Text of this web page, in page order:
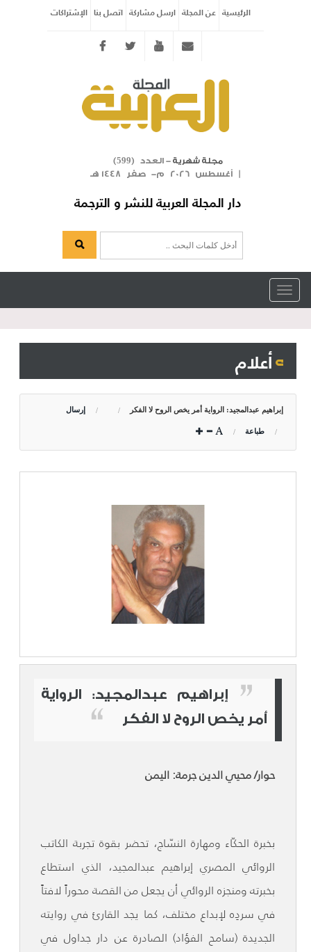
الرئيسية عن المجلة ارسل مشاركة اتصل بنا الإشتراكات
Twitter youtube
مجلة شهرية- العدد ( 599
)
| أغسطس 2026 م- صفر 1448 هـ
دار المجلة العربية للنشر و الترجمة
Toggle
navigation
أعلام
إبراهيم عبدالمجيد: الرواية أمر يخص الروح لا الفكر إرسال
طباعة
إبراهيم عبدالمجيد: الرواية
أمر يخص الروح لا الفكر
حوار/ محيي الدين جرمة: اليمن
بخبرة الحكّاء ومهارة النسّاج، تحضر بقوة تجربة الكاتب
الروائي المصري إبراهيم عبدالمجيد، الذي استطاع
بخبرته ومنجزه الروائي أن يجعل من القصة محوراً لافتاً
في سردِه لإبداع مختلف، كما يجد القارئ في روايته
الجديدة (سامح الفؤاد) الصادرة عن دار جداول في